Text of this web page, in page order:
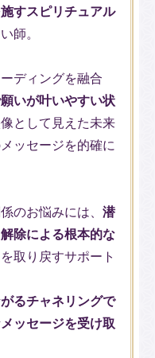
すスピリチュアル
師。
ディングを融合
いが叶いやすい状
として見えた未来
ッセージを的確に
のお悩みには、 潜
除による根本的な
取り戻すサポート
るチャネリングで
ッセージを受け取